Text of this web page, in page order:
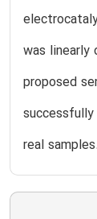
was linearly
proposed
real samples.